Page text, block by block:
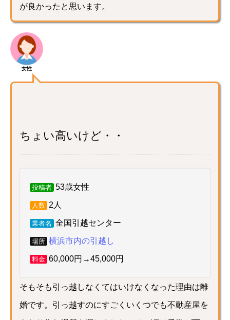
が良かったと思います。
女性
ちょい高いけど・・
投稿者 53歳女性
人数 2人
業者名 全国引越センター
場所 横浜市内の引越し
料金 60,000円→45,000円
そもそも引っ越しなくてはいけなくなった理由は離
婚です。引っ越すのにすごくいくつでも不動産屋を